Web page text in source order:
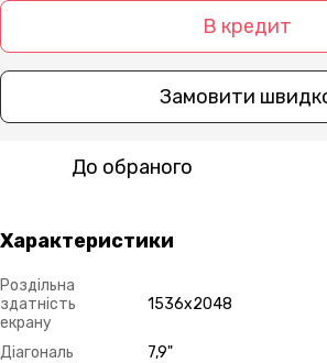
В кредит
Замовити
До обраного
Характеристики
Роздільна
здатність
екрану
1536х2048
Діагональ
7,9"